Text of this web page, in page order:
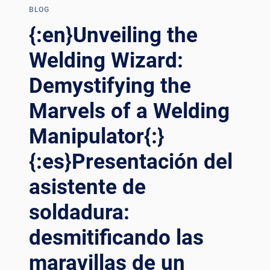
ROD
BEADS{:}
{:ES}SOLDADURA
INNOVADORA
REVELADA:
EL
ARTE
DE
LAS
CUENTAS
VARILLA
INALTERADAS{:}
{:DE}INNOVATIVES
SCHWEISSEN E
NTHÜLLT: D
IE K
BLOG
{:en}Unveiling the
Welding Wizard:
Demystifying the
Marvels of a Welding
Manipulator{:}
{:es}Presentación del
asistente de
soldadura:
desmitificando las
maravillas de un